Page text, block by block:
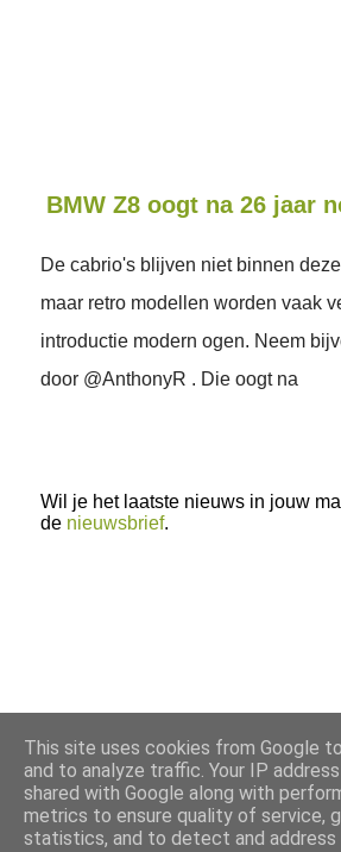
BMW Z8 oogt na 26 jaar
De cabrio's blijven niet binnen
maar retro modellen worden vaak
introductie modern ogen. Neem
door @AnthonyR . Die oogt na
Wil je het laatste nieuws in jouw
de nieuwsbrief.
This site uses cookies from Google
and to analyze traffic. Your IP
shared with Google along with
metrics to ensure quality of service,
statistics, and to detect and address